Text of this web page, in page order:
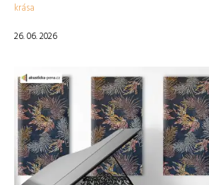
krása
26. 06. 2026